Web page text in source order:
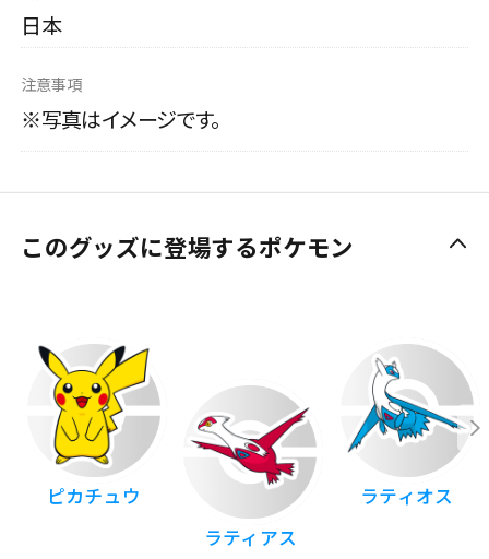
日本
注意事項
※写真はイメージです。
このグッズに登場するポケモン
ピカチュウ
ラティアス
ラティオス